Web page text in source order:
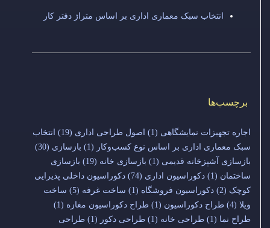
انتخاب سبک معماری اداری بر اساس متراژ دفتر کار
برچسب‌ها
اجاره تجهیزات نمایشگاهی (1) اصول طراحی اداری (19)
انتخاب
سبک معماری اداری بر اساس نوع کسب‌وکار (1) بازسازی (30)
بازسازی آشپزخانه قدیمی (1) بازسازی خانه (19)
بازسازی
ساختمان (1) دکوراسیون اداری (74)
دکوراسیون داخلی پذیرایی
کوچک (2) دکوراسیون فروشگاه (1) ساخت غرفه (5)
ساخت
ویلا (4) طراح دکوراسیون (1) طراح دکوراسیون مغازه (1)
طراح نما (1) طراحی خانه (1) طراحی دکور (1)
طراحی